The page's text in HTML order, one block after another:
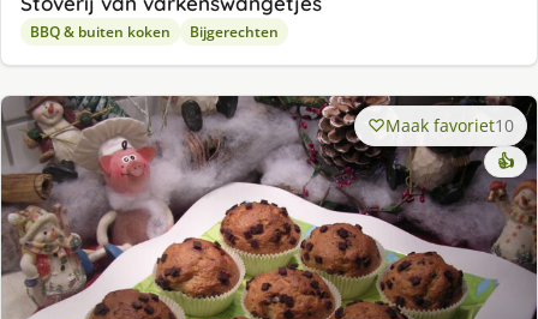
BBQ & buiten koken Bijgerechten
Maak favoriet10
👍